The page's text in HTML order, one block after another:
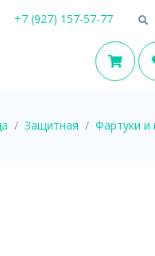
+7 (927) 157-57-77
Защитная Фартуки и